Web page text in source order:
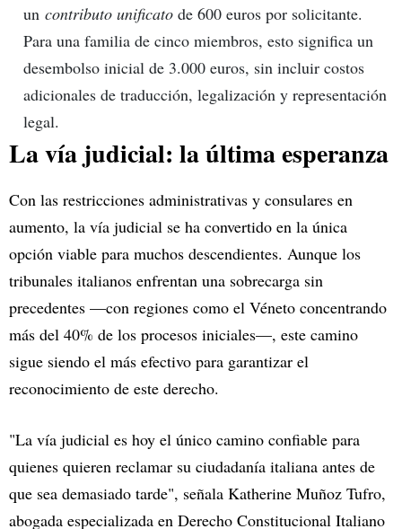
un contributo unificato de 600 euros por solicitante.
Para una familia de cinco miembros, esto significa un
desembolso inicial de 3.000 euros, sin incluir costos
adicionales de traducción, legalización y representación
legal.
La vía judicial: la última esperanza
Con las restricciones administrativas y consulares en
aumento, la vía judicial se ha convertido en la única
opción viable para muchos descendientes. Aunque los
tribunales italianos enfrentan una sobrecarga sin
precedentes —con regiones como el Véneto concentrando
más del 40% de los procesos iniciales—, este camino
sigue siendo el más efectivo para garantizar el
reconocimiento de este derecho.
"La vía judicial es hoy el único camino confiable para
quienes quieren reclamar su ciudadanía italiana antes de
que sea demasiado tarde", señala Katherine Muñoz Tufro,
abogada especializada en Derecho Constitucional Italiano